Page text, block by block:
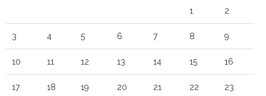
1 2
3 4 5 6 7 8 9
10 11 12 13 14 15 16
17 18 19 20 21 22 23